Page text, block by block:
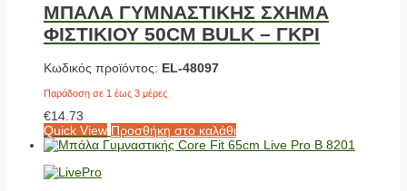
ΜΠΑΛΑ ΓΥΜΝΑΣΤΙΚΗΣ ΣΧΗΜΑ
ΦΙΣΤΙΚΙΟΥ 50CM BULK – ΓΚΡΙ
Κωδικός προϊόντος: EL-48097
Παράδοση σε 1 έως 3 μέρες
€14.73
Quick View Προσθήκη στο καλάθι